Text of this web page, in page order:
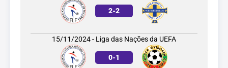
2-2
15/11/2024 - Liga das Nações da UEFA
0-1